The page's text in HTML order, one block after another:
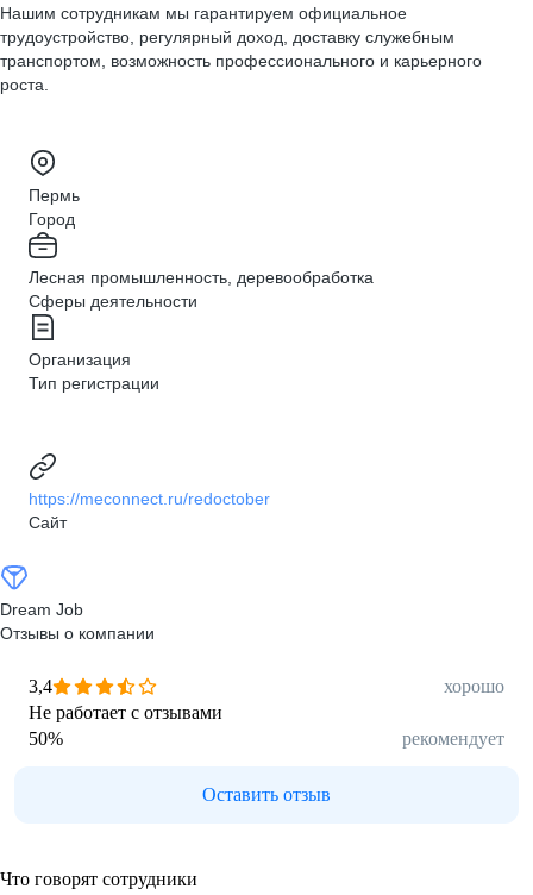
Нашим сотрудникам мы гарантируем официальное
трудоустройство, регулярный доход, доставку служебным
транспортом, возможность профессионального и карьерного
роста.
Пермь
Город
Лесная промышленность, деревообработка
Сферы деятельности
Организация
Тип регистрации
https://meconnect.ru/redoctober
Сайт
Dream Job
Отзывы о компании
3,4
хорошо
Не работает с отзывами
50% рекомендует
Оставить отзыв
Что говорят сотрудники